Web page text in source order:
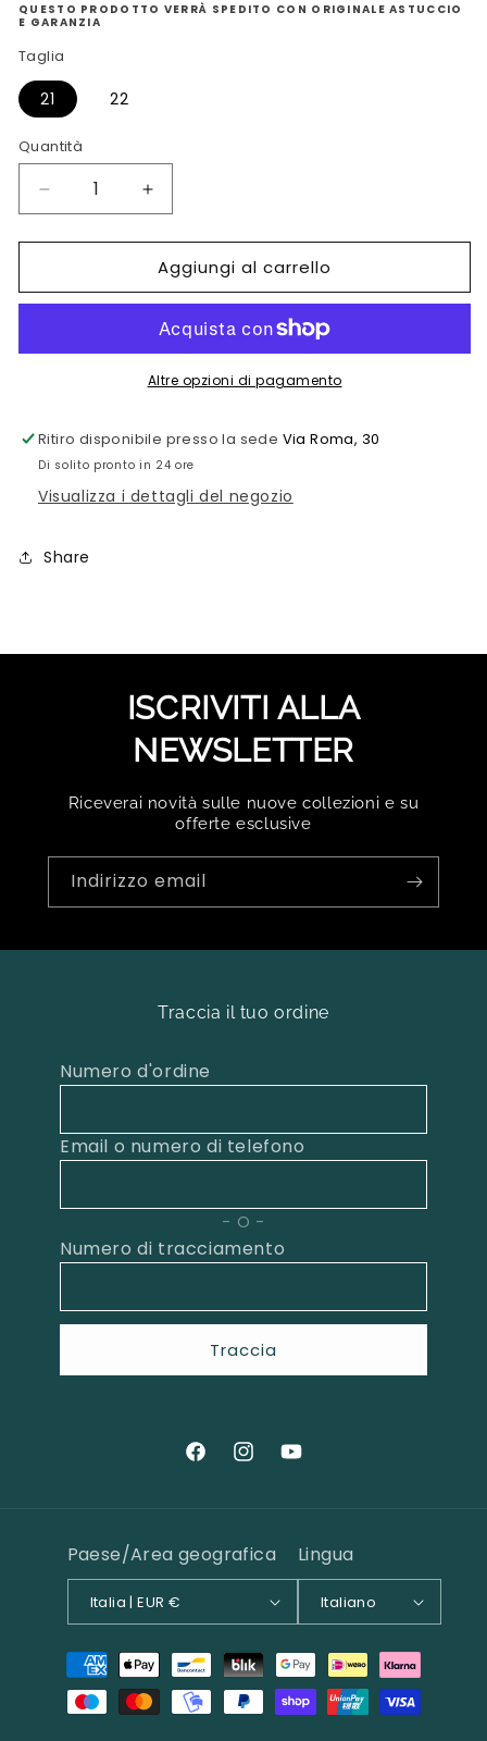
QUESTO PRODOTTO VERRÀ SPEDITO CON ORIGINALE ASTUCCIO
E GARANZIA
Taglia
21 22
Quantità
Diminuisci
quantità
per
UOMO
Aumenta
quantità
per
ANELLO
UOMO
Aggiungi al carrello
Altre opzioni di pagamento
Ritiro disponibile presso la sede Via Roma, 30
Di solito pronto in 24 ore
Visualizza i dettagli del negozio
Share
ISCRIVITI ALLA
NEWSLETTER
Riceverai novità sulle nuove collezioni e su
offerte esclusive
Indirizzo email
Traccia il tuo ordine
Numero d'ordine
Email o numero di telefono
O
Numero di tracciamento
Traccia
FacebookInstagramYouTube
Paese/Area geografica
Italia | EUR €
Lingua
Italiano
Metodi
pagamento